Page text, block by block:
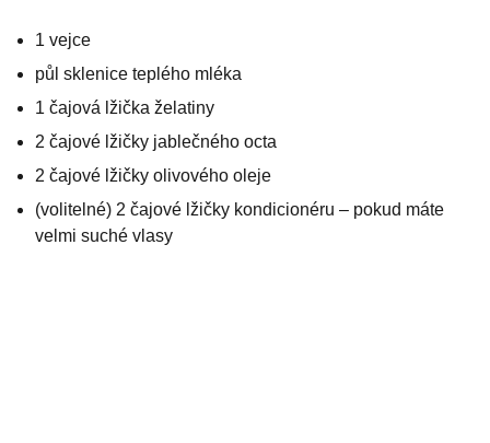
1 vejce
půl sklenice teplého mléka
1 čajová lžička želatiny
2 čajové lžičky jablečného octa
2 čajové lžičky olivového oleje
(volitelné) 2 čajové lžičky kondicionéru – pokud máte
velmi suché vlasy